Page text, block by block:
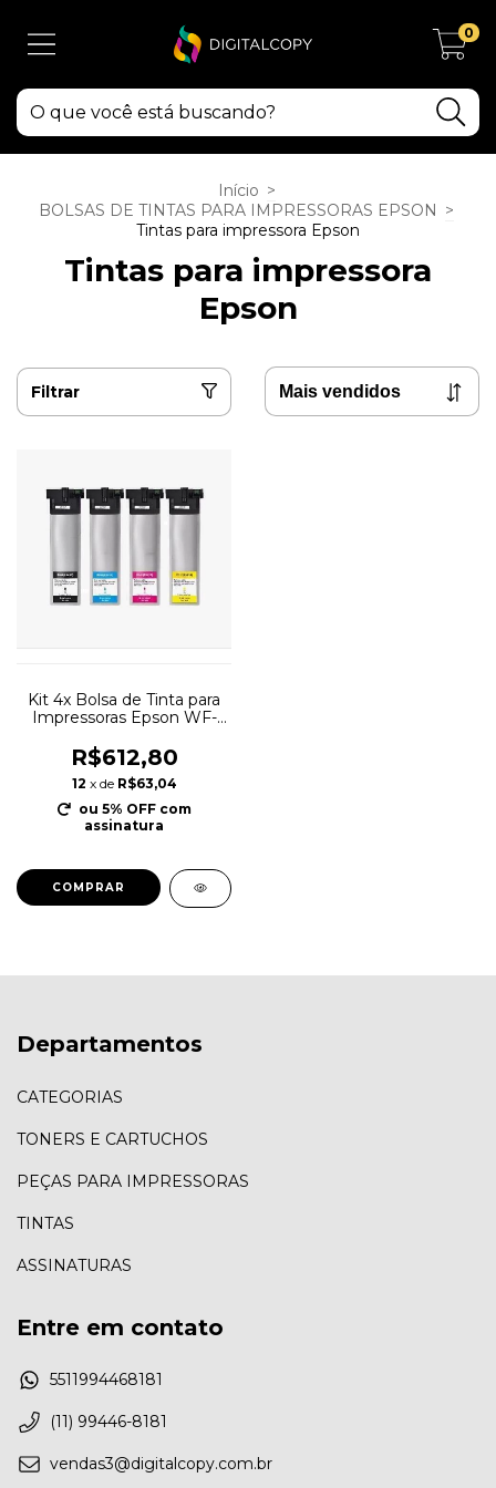
0
Início >
BOLSAS DE TINTAS PARA IMPRESSORAS EPSON >
Tintas para impressora Epson
Tintas para impressora
Epson
Filtrar
Kit 4x Bolsa de Tinta para
Impressoras Epson WF-
C5290 CMYK
R$612,80
12 x de R$63,04
ou 5% OFF com
assinatura
COMPRAR
Departamentos
CATEGORIAS
TONERS E CARTUCHOS
PEÇAS PARA IMPRESSORAS
TINTAS
ASSINATURAS
Entre em contato
5511994468181
(11) 99446-8181
vendas3@digitalcopy.com.br